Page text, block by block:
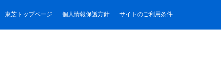
東芝トップページ 個人情報保護方針 サイトのご利用条件